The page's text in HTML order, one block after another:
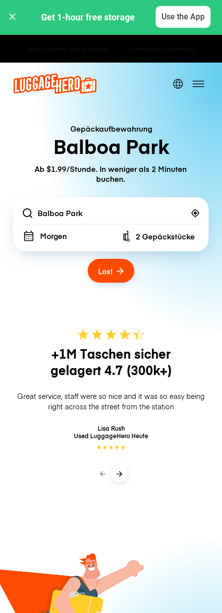
Get 1-hour free storage Use the App
Gepäckaufbewahrung
Balboa Park
Ab $1.99/Stunde. In weniger als 2 Minuten
buchen.
Location
Morgen Number of bags
2 Gepäckstücke
Los!
★★★★☆
★
+1M Taschen sicher
gelagert 4.7 (300k+)
Great service, staff were so nice and it was so easy being
right across the street from the station
Lisa Rush
Used LuggageHero Heute
★★★★★